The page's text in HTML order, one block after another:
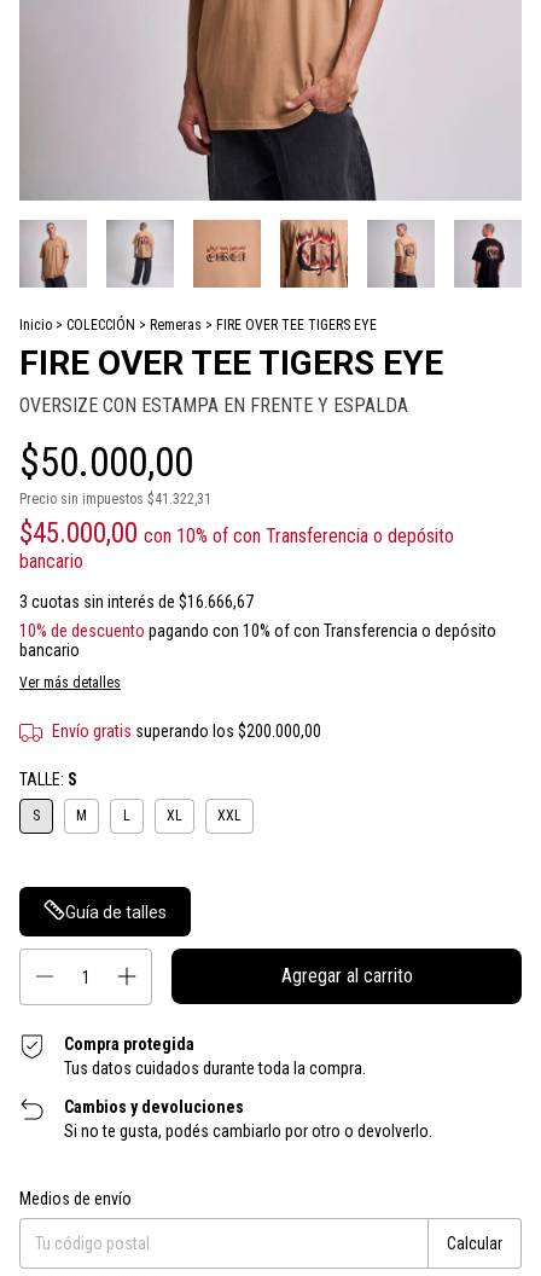
Inicio > COLECCIÓN > Remeras > FIRE OVER TEE TIGERS EYE
FIRE OVER TEE TIGERS EYE
OVERSIZE CON ESTAMPA EN FRENTE Y ESPALDA
$50.000,00
Precio sin impuestos $41.322,31
$45.000,00 con 10% of con Transferencia o depósito
bancario
3 cuotas sin interés de $16.666,67
10% de descuento pagando con 10% of con Transferencia o depósito
bancario
Ver más detalles
Envío gratis superando los $200.000,00
TALLE: S
S M L XL XXL
Guía de talles
Compra protegida
Tus datos cuidados durante toda la compra.
Cambios y devoluciones
Si no te gusta, podés cambiarlo por otro o devolverlo.
Entregas para el CP:
Medios de envío
Calcular